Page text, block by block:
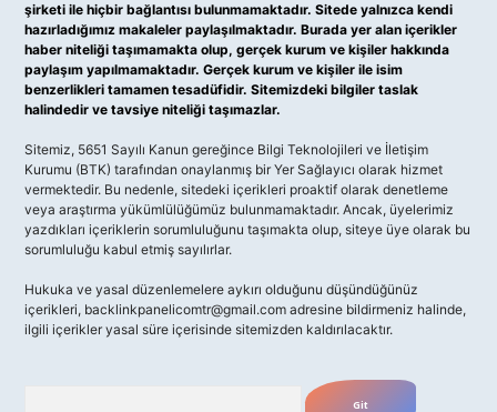
şirketi ile hiçbir bağlantısı bulunmamaktadır. Sitede yalnızca kendi
hazırladığımız makaleler paylaşılmaktadır. Burada yer alan içerikler
haber niteliği taşımamakta olup, gerçek kurum ve kişiler hakkında
paylaşım yapılmamaktadır. Gerçek kurum ve kişiler ile isim
benzerlikleri tamamen tesadüfidir. Sitemizdeki bilgiler taslak
halindedir ve tavsiye niteliği taşımazlar.
Sitemiz, 5651 Sayılı Kanun gereğince Bilgi Teknolojileri ve İletişim
Kurumu (BTK) tarafından onaylanmış bir Yer Sağlayıcı olarak hizmet
vermektedir. Bu nedenle, sitedeki içerikleri proaktif olarak denetleme
veya araştırma yükümlülüğümüz bulunmamaktadır. Ancak, üyelerimiz
yazdıkları içeriklerin sorumluluğunu taşımakta olup, siteye üye olarak bu
sorumluluğu kabul etmiş sayılırlar.
Hukuka ve yasal düzenlemelere aykırı olduğunu düşündüğünüz
içerikleri, backlinkpanelicomtr@gmail.com adresine bildirmeniz halinde,
ilgili içerikler yasal süre içerisinde sitemizden kaldırılacaktır.